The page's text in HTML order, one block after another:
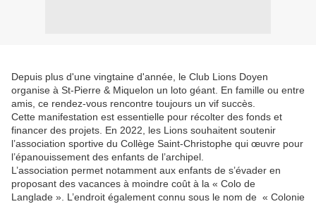
Depuis plus d'une vingtaine d'année, le Club Lions Doyen
organise à St-Pierre & Miquelon un loto géant. En famille ou entre
amis, ce rendez-vous rencontre toujours un vif succès.
Cette manifestation est essentielle pour récolter des fonds et
financer des projets. En 2022, les Lions souhaitent soutenir
l’association sportive du Collège Saint-Christophe qui œuvre pour
l’épanouissement des enfants de l’archipel.
L’association permet notamment aux enfants de s’évader en
proposant des vacances à moindre coût à la « Colo de
Langlade ». L’endroit également connu sous le nom de « Colonie